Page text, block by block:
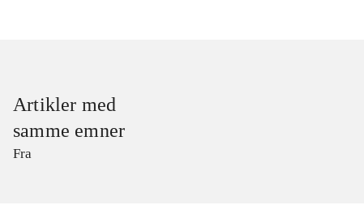
Artikler med
samme emner
Fra